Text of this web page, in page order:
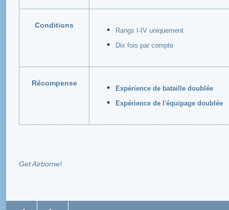
Conditions
Rangs I-IV uniquement
Dix fois par compte
Récompense
Expérience de bataille doublée
Expérience de l'équipage doublée
Get Airborne!